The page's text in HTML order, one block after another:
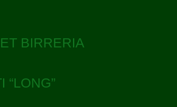
BIRRERIA
“LONG”